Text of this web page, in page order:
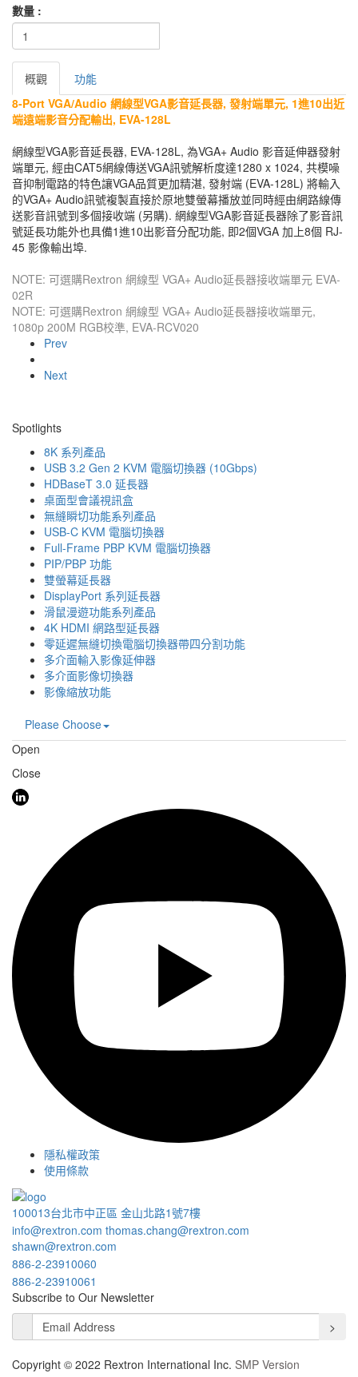
數量 :
概觀
功能
8-Port VGA/Audio 網線型VGA影音延長器, 發射端單元, 1進10出近
端遠端影音分配輸出, EVA-128L
網線型VGA影音延長器, EVA-128L, 為VGA+ Audio 影音延伸器發射
端單元, 經由CAT5網線傳送VGA訊號解析度達1280 x 1024, 共模噪
音抑制電路的特色讓VGA品質更加精湛, 發射端 (EVA-128L) 將輸入
的VGA+ Audio訊號複製直接於原地雙螢幕播放並同時經由網路線傳
送影音訊號到多個接收端 (另購). 網線型VGA影音延長器除了影音訊
號延長功能外也具備1進10出影音分配功能, 即2個VGA 加上8個 RJ-
45 影像輸出埠.
NOTE: 可選購Rextron 網線型 VGA+ Audio延長器接收端單元 EVA-
02R
NOTE: 可選購Rextron 網線型 VGA+ Audio延長器接收端單元,
1080p 200M RGB校準, EVA-RCV020
Prev
Next
Spotlights
8K 系列產品
USB 3.2 Gen 2 KVM 電腦切換器 (10Gbps)
HDBaseT 3.0 延長器
桌面型會議視訊盒
無縫瞬切功能系列產品
USB-C KVM 電腦切換器
Full-Frame PBP KVM 電腦切換器
PIP/PBP 功能
雙螢幕延長器
DisplayPort 系列延長器
滑鼠漫遊功能系列產品
4K HDMI 網路型延長器
零延遲無縫切換電腦切換器帶四分割功能
多介面輸入影像延伸器
多介面影像切換器
影像縮放功能
Please Choose
Open
Close
隱私權政策
使用條款
100013台北市中正區 金山北路1號7樓
info@rextron.com thomas.chang@rextron.com
shawn@rextron.com
886-2-23910060
886-2-23910061
Subscribe to Our Newsletter
>
Copyright © 2022 Rextron International Inc. SMP Version